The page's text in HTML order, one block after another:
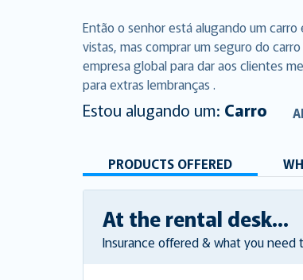
Então o senhor está alugando um
vistas, mas comprar um seguro do
empresa global para dar aos clientes
para extras lembranças .
Estou alugando um: Carro
PRODUCTS OFFERED
At the rental desk...
Insurance offered & what you need